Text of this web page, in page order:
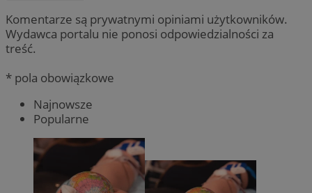
Komentarze są prywatnymi opiniami użytkowników.
Wydawca portalu nie ponosi odpowiedzialności za
treść.
* pola obowiązkowe
Najnowsze
Popularne